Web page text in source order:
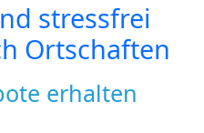
stressfrei
Ortschaften
erhalten